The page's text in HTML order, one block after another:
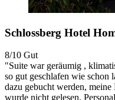
Schlossberg Hotel
8/10 Gut
"Suite war geräumig ,
so gut geschlafen wie schon
dazu gebucht werden,
wurde nicht gelesen.